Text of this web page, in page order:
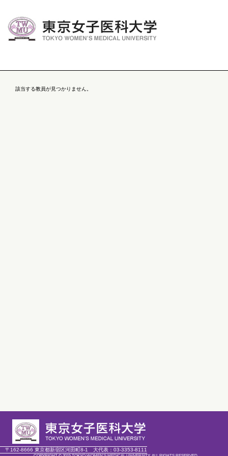
該当する教員が見つかりません。
〒162-8666 東京都新宿区河田町8-1 大代表： 03-3353-8111